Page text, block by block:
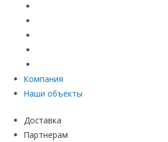
Компания
Наши объекты
Доставка
Партнерам